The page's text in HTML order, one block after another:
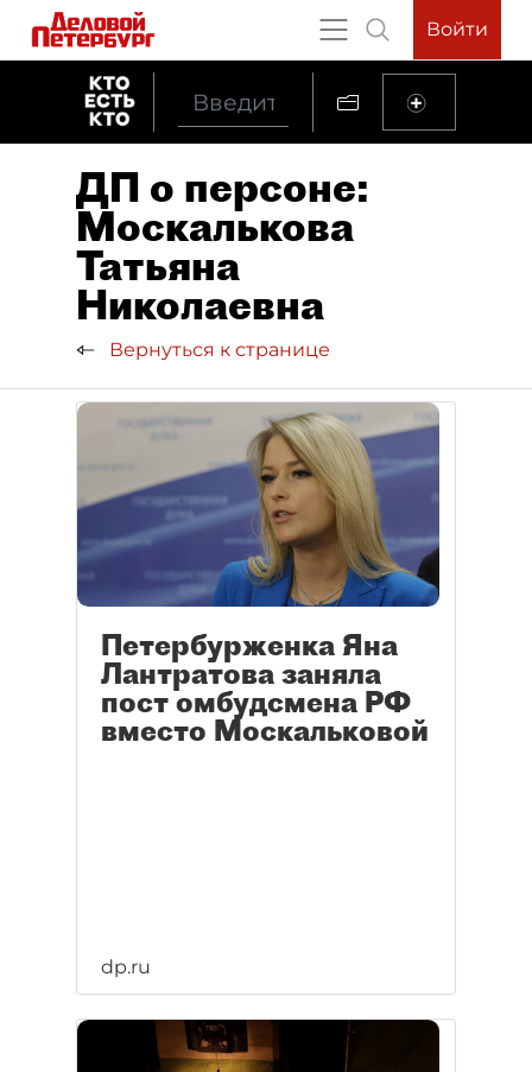
Войти
ДП о персоне:
Москалькова
Татьяна
Николаевна
Вернуться к странице
Петербурженка Яна
Лантратова заняла
пост омбудсмена РФ
вместо Москальковой
dp.ru